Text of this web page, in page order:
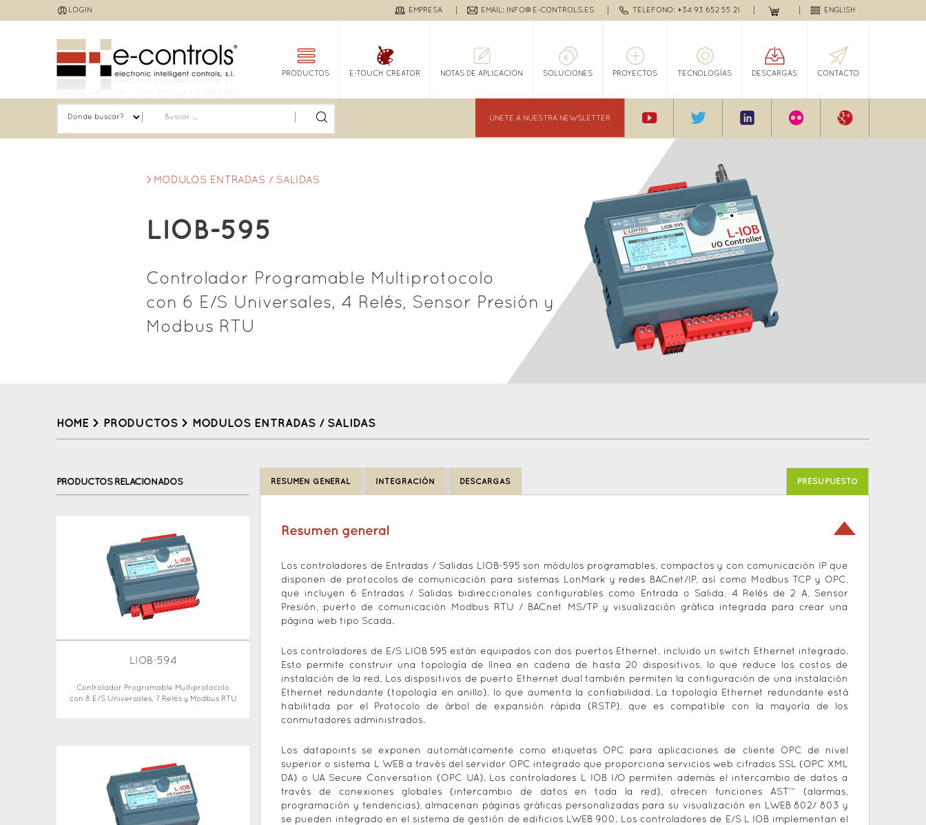
to
LOGIN ENGLISH
EMPRESA EMAIL: INFO@E-CONTROLS.ES TELEFONO: +34 93 652 55 21
PRODUCTOS E-TOUCH CREATOR NOTAS DE APLICACIÓN SOLUCIONES PROYECTOS TECNOLOGÍAS DESCARGAS CONTACTO
ÚNETE A NUESTRA NEWSLETTER
MODULOS ENTRADAS / SALIDAS
LIOB-595
Controlador Programable Multiprotocolo
con 6 E/S Universales, 4 Relés, Sensor Presión y
Modbus RTU
HOME > PRODUCTOS > MODULOS ENTRADAS / SALIDAS
top
RESUMEN GENERAL INTEGRACIÓN DESCARGAS PRESUPUESTO
Resumen general
Los controladores de Entradas / Salidas LIOB-595 son módulos programables, compactos y con comunicación IP que
disponen de protocolos de comunicación para sistemas LonMark y redes BACnet/IP, así como Modbus TCP y OPC,
que incluyen 6 Entradas / Salidas bidireccionales configurables como Entrada o Salida, 4 Relés de 2 A, Sensor
Presión, puerto de comunicación Modbus RTU / BACnet MS/TP y visualización gráfica integrada para crear una
página web tipo Scada.
Los controladores de E/S LIOB 595 están equipados con dos puertos Ethernet, incluido un switch Ethernet integrado.
Esto permite construir una topología de línea en cadena de hasta 20 dispositivos, lo que reduce los costos de
instalación de la red. Los dispositivos de puerto Ethernet dual también permiten la configuración de una instalación
Ethernet redundante (topología en anillo), lo que aumenta la confiabilidad. La topología Ethernet redundante está
habilitada por el Protocolo de árbol de expansión rápida (RSTP), que es compatible con la mayoría de los
conmutadores administrados.
Los datapoints se exponen automáticamente como etiquetas OPC para aplicaciones de cliente OPC de nivel
superior o sistema L WEB a través del servidor OPC integrado que proporciona servicios web cifrados SSL (OPC XML
DA) o UA Secure Conversation (OPC UA). Los controladores L IOB I/O permiten además el intercambio de datos a
través de conexiones globales (intercambio de datos en toda la red), ofrecen funciones AST™ (alarmas,
programación y tendencias), almacenan páginas gráficas personalizadas para su visualización en LWEB 802/ 803 y
se pueden integrado en el sistema de gestión de edificios LWEB 900. Los controladores de E/S L IOB implementan el
PRODUCTOS RELACIONADOS
LIOB-594
Controlador Programable Multiprotocolo
con 8 E/S Universales, 7 Relés y Modbus RTU